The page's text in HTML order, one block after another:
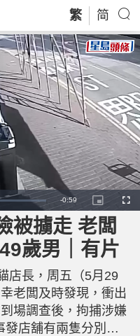
繁 简
R
e
n
i
-0:59
P
i
c
e
-
P
u
r
e
F
u
被擄走 老闆
歲男｜有片
店長，周五（5月29
老闆及時發現，衝出
場調查後，拘捕涉嫌
發店舖有兩隻分別名